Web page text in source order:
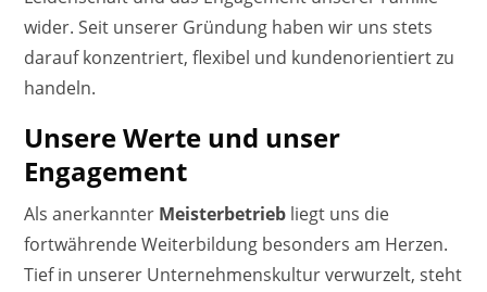
wider. Seit unserer Gründung haben wir uns stets
darauf konzentriert, flexibel und kundenorientiert zu
handeln.
Unsere Werte und unser
Engagement
Als anerkannter Meisterbetrieb liegt uns die
fortwährende Weiterbildung besonders am Herzen.
Tief in unserer Unternehmenskultur verwurzelt, steht